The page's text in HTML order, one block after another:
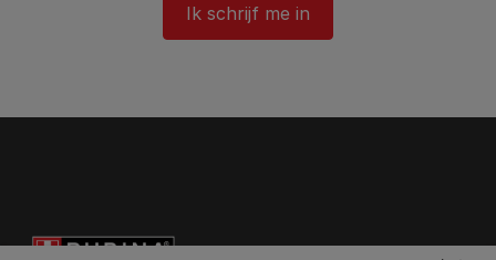
Ik schrijf me in